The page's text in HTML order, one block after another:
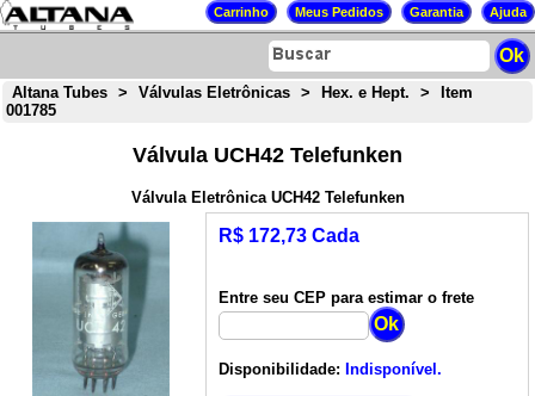
Altana Tubes > Válvulas Eletrônicas > Hex. e Hept. >
Item
001785
Válvula UCH42 Telefunken
Válvula Eletrônica UCH42 Telefunken
R$ 172,73 Cada
Entre seu CEP para estimar o frete
Disponibilidade: Indisponível.